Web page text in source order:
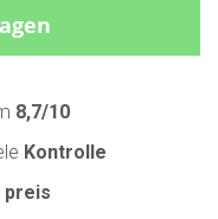
8,7/10
Kontrolle
preis